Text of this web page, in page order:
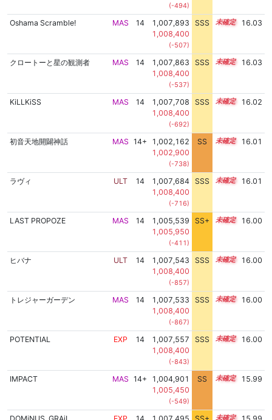
(-494)
Oshama Scramble! MAS 14
1,007,893
1,008,400
(-507)
SSS 14.0 16.03
クロートーと星の観測者 MAS 14
1,007,863
1,008,400
(-537)
SSS 14.0 16.03
KiLLKiSS MAS 14
1,007,708
1,008,400
(-692)
SSS 14.0 16.02
初音天地開闢神話 MAS 14+
1,002,162
1,002,900
(-738)
SS 14.8 16.01
ラヴィ ULT 14
1,007,684
1,008,400
(-716)
SSS 14.0 16.01
LAST PROPOZE MAS 14
1,005,539
1,005,950
(-411)
SS+ 14.4 16.00
ヒバナ ULT 14
1,007,543
1,008,400
(-857)
SSS 14.0 16.00
トレジャーガーデン MAS 14
1,007,533
1,008,400
(-867)
SSS 14.0 16.00
POTENTIAL EXP 14
1,007,557
1,008,400
(-843)
SSS 14.0 16.00
IMPACT MAS 14+
1,004,901
1,005,450
(-549)
SS 14.5 15.99